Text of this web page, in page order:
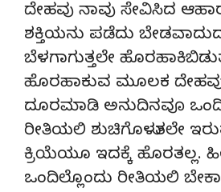
ದೇಹವು ನಾವು ಸೇವಿಸಿದ
ಶಕ್ತಿಯನು ಪಡೆದು
ಬೆಳಗಾಗುತ್ತಲೇ
ಹೊರಹಾಕುವ ಮೂಲಕ
ದೂರಮಾಡಿ ಅನುದಿನವೂ
ರೀತಿಯಲಿ ಶುಚಿಗೊಳುತಲೇ
ಕ್ರಿಯೆಯೂ ಇದಕ್ಕೆ ಹೊರತಲ್ಲ.
ಒಂದಿಲ್ಲೊಂದು ರೀತಿಯಲಿ